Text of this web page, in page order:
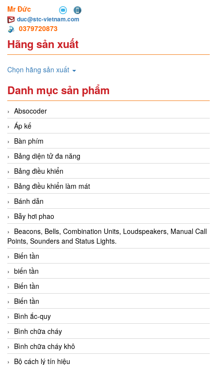
Mr Đức
duc@stc-vietnam.com
0379720873
Hãng sản xuất
Chọn hãng sản xuất
Danh mục sản phẩm
Absocoder
Áp kế
Bàn phím
Bảng diện tử đa năng
Bảng điều khiển
Bảng điều khiển làm mát
Bánh dẫn
Bẫy hơi phao
Beacons, Bells, Combination Units, Loudspeakers, Manual Call
Points, Sounders and Status Lights.
Biến tần
biến tần
Biến tần
Biến tần
Bình ắc-quy
Bình chữa cháy
Bình chữa cháy khô
Bộ cách lý tín hiệu